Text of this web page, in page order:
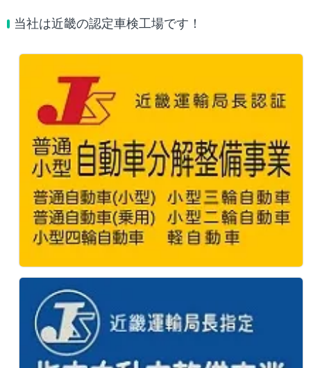
当社は近畿の認定車検工場です！